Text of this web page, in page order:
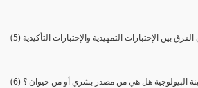
الفرق بين الإختبارات التمهيدية والإختبارات التأكيدية
البيولوجية هل هي من مصدر بشري أو من حيوان ؟